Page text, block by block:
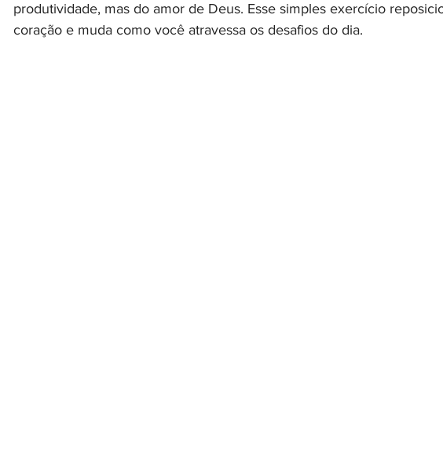
produtividade, mas do amor de Deus. Esse simples exercício
coração e muda como você atravessa os desafios do dia.